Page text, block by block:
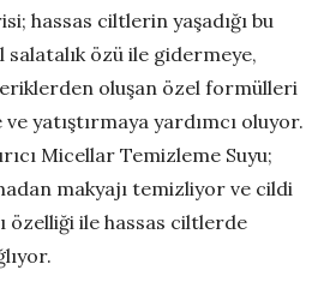
hassas ciltlerin yaşadığı bu
özü ile gidermeye,
oluşan özel formülleri
yatıştırmaya yardımcı oluyor.
Micellar Temizleme Suyu;
makyajı temizliyor ve cildi
özelliği ile hassas ciltlerde